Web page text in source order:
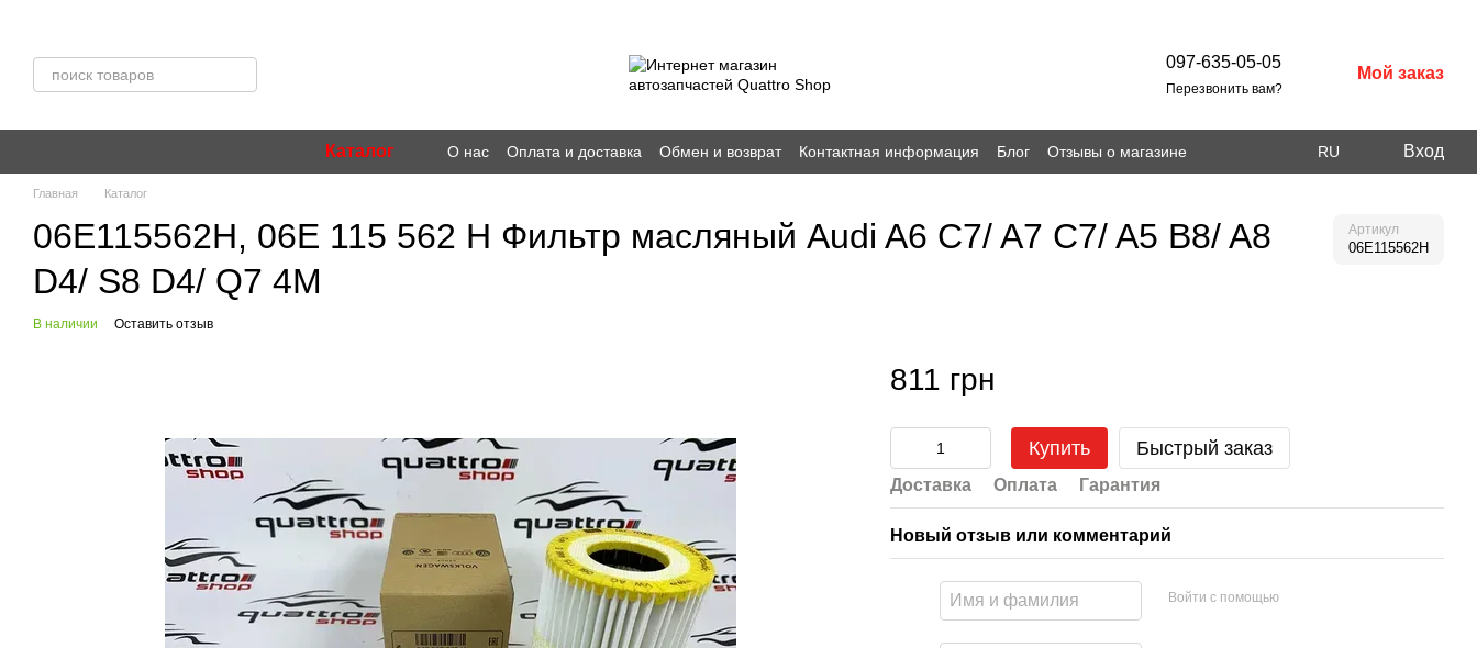
097-635-05-05
Перезвонить вам?
Мой заказ
Каталог О нас Оплата и доставка Обмен и возврат Контактная информация Блог Отзывы о магазине RU Вход
Главная Каталог
06E115562H, 06E 115 562 H Фильтр масляный Audi A6 C7/ A7 C7/ A5 B8/ A8
D4/ S8 D4/ Q7 4M
Артикул
06E115562H
В наличии Оставить отзыв
811 грн
Купить Быстрый заказ
Доставка Оплата Гарантия
Новый отзыв или комментарий
Войти с помощью